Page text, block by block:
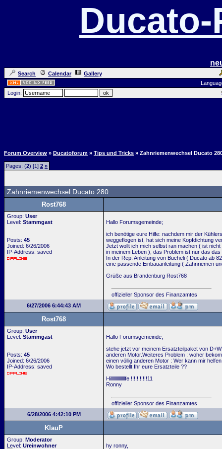
Search Calendar
Gallery
Login:
Forum Overview » Ducatoforum » Tips und Tricks » Zahnriemenwechsel Ducato
Pages: (2) [1] 2 »
Zahnriemenwechsel Ducato 280
Rost768
Group: User
Level: Stammgast
Posts: 45
Joined: 6/26/2006
IP-Address: saved
Hallo Forumsgemeinde;
ich benötige eure Hilfe: nachdem mir der
weggeflogen ist, hat sich meine Kopfdichtung
Jetzt wollt ich mich selbst ran machen ( ist nicht
in meinem Leben ), das Problem ist nur das
In der Rep. Anleitung von Bucheli ( Ducato ab
eine passende Einbauanleitung ( Zahnriemen
Grüße aus Brandenburg Rost768
offizieller Sponsor des Finanzamtes
6/27/2006 6:44:43 AM
Rost768
Group: User
Level: Stammgast
Posts: 45
Joined: 6/26/2006
IP-Address: saved
Hallo Forumsgemeinde,
stehe jetzt vor meinem Ersatzteilpaket von
anderen Motor.Weiteres Problem : woher
einen völlig anderen Motor : Wer kann mir
Wo bestellt Ihr eure Ersatzteile ??
Hillllllllllllllfe !!!!!!!!!!!11
Ronny
offizieller Sponsor des Finanzamtes
6/28/2006 4:42:10 PM
KlauP
Group: Moderator
Level: Ureinwohner
hy ronny,